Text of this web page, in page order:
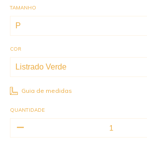
TAMANHO
COR
Guia de medidas
QUANTIDADE